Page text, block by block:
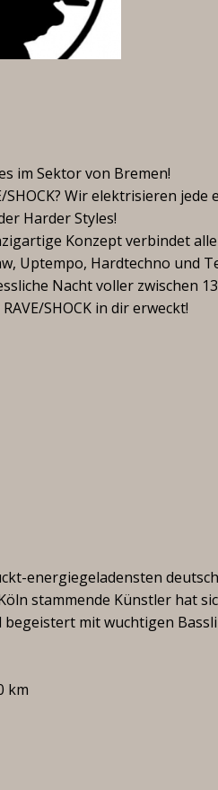
im Sektor von Bremen!
Wir elektrisieren
Harder Styles!
Konzept verbindet
Uptempo, Hardtechno und
Nacht voller zwischen
SHOCK in dir erweckt!
energiegeladensten
stammende Künstler hat
mit wuchtigen
km